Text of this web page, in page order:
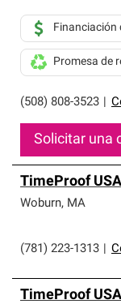
(508) 808-3523
Financiación
Promesa de
Solicitar una
TimeProof USA
Woburn, MA
(781) 223-1313
TimeProof USA